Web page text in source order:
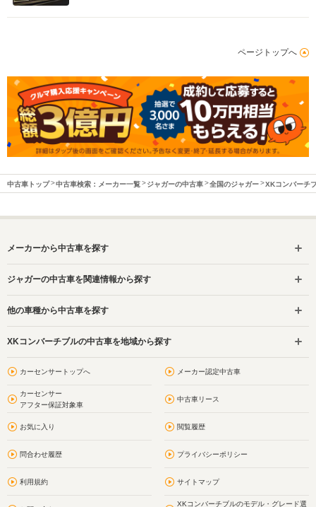
ページトップへ
中古車トップ 中古車検索：メーカー一覧 ジャガーの中古車 全国のジャガー XKコンバーチ
メーカーから中古車を探す
ジャガーの中古車を関連情報から探す
他の車種から中古車を探す
XKコンバーチブルの中古車を地域から探す
カーセンサートップへ メーカー認定中古車
カーセンサー
アフター保証対象車
中古車リース
お気に入り 閲覧履歴
問合わせ履歴 プライバシーポリシー
利用規約 サイトマップ
XKコンバーチブルのモデル・グレード選